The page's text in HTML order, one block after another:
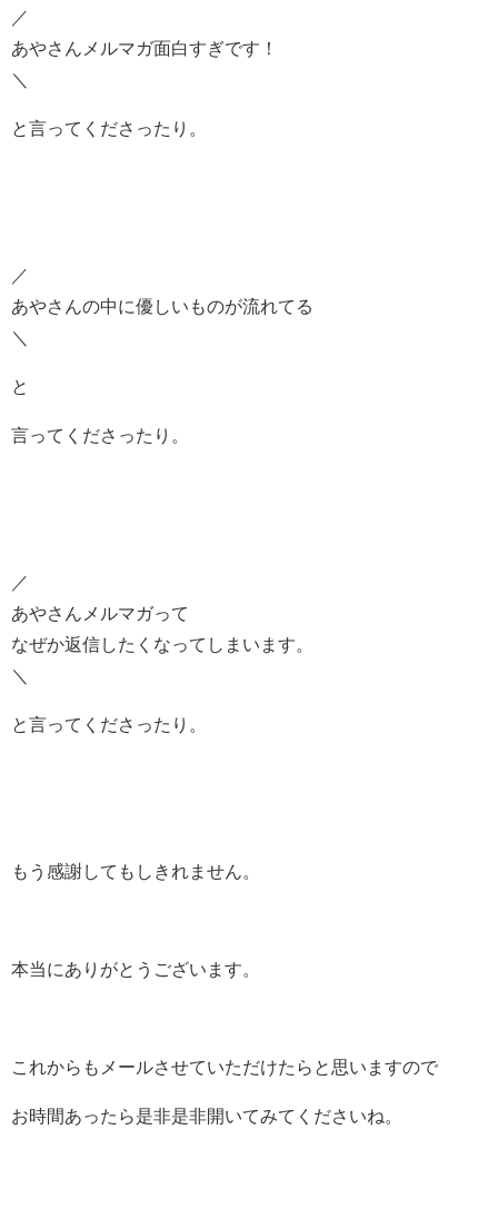
／
あやさんメルマガ面白すぎです！
＼
と言ってくださったり。
／
あやさんの中に優しいものが流れてる
＼
と
言ってくださったり。
／
あやさんメルマガって
なぜか返信したくなってしまいます。
＼
と言ってくださったり。
もう感謝してもしきれません。
本当にありがとうございます。
これからもメールさせていただけたらと思いますので
お時間あったら是非是非開いてみてくださいね。